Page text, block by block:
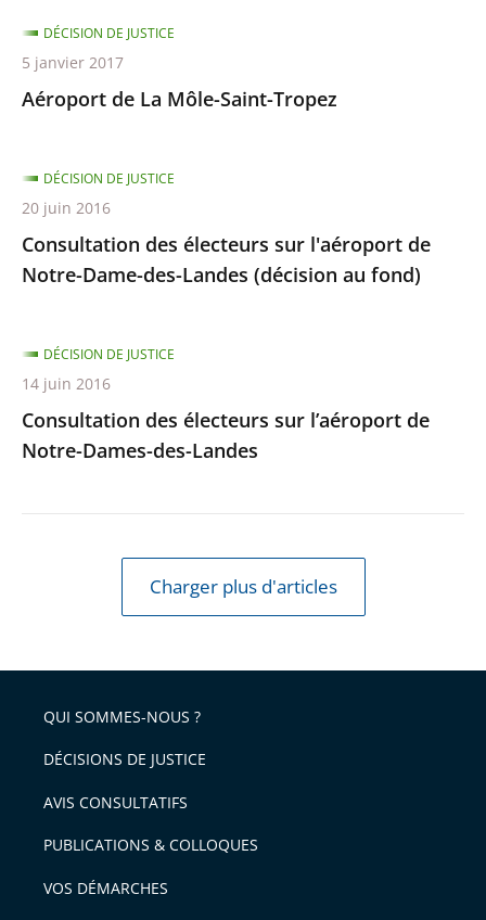
Aéroport de La Môle-Saint-Tropez
DÉCISION DE JUSTICE
5 janvier 2017
Consultation des électeurs sur l'aéroport de
Notre-Dame-des-Landes (décision au fond)
DÉCISION DE JUSTICE
20 juin 2016
Consultation des électeurs sur l’aéroport de
Notre-Dames-des-Landes
DÉCISION DE JUSTICE
14 juin 2016
Charger plus d'articles
QUI SOMMES-NOUS ?
DÉCISIONS DE JUSTICE
AVIS CONSULTATIFS
PUBLICATIONS & COLLOQUES
VOS DÉMARCHES